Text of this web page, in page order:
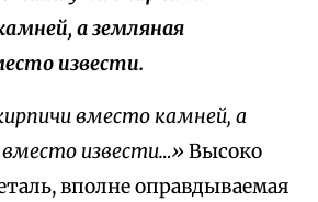
а земляная
извести.
вместо камней, а
извести…» Высоко
вполне оправдываемая